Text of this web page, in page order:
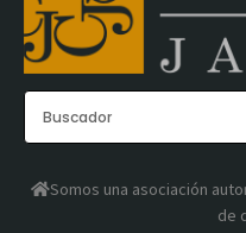
Somos una asociación
de